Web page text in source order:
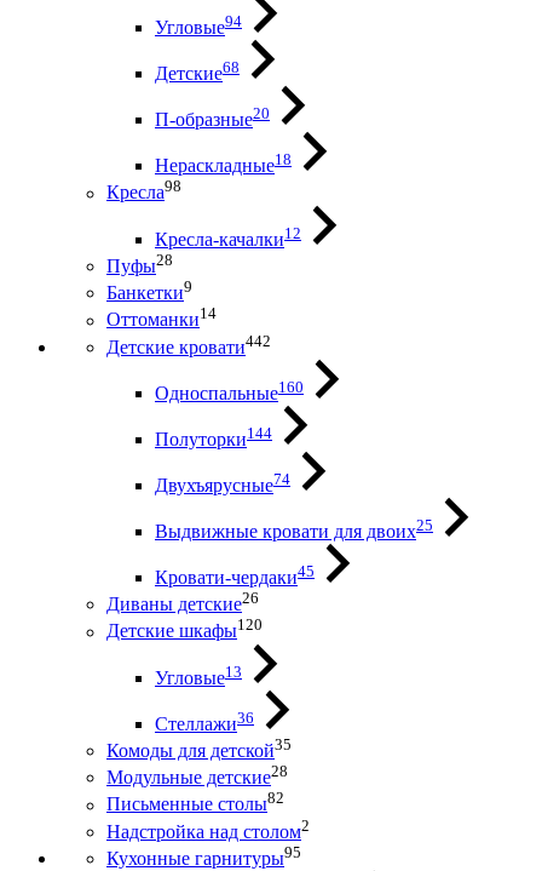
Угловые94
Детские68
П-образные20
Нераскладные18
Кресла98
Кресла-качалки12
Пуфы28
Банкетки9
Оттоманки14
Детские кровати442
Односпальные160
Полуторки144
Двухъярусные74
Выдвижные кровати для двоих25
Кровати-чердаки45
Диваны детские26
Детские шкафы120
Угловые13
Стеллажи36
Комоды для детской35
Модульные детские28
Письменные столы82
Надстройка над столом2
Кухонные гарнитуры95